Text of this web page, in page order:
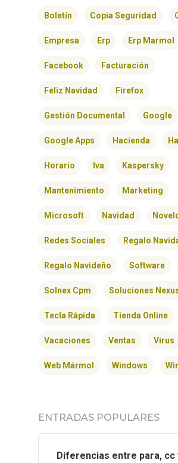
Boletín Copia Seguridad
Empresa Erp Erp Marmol
Facebook Facturación
Feliz Navidad Firefox
Gestión Documental Google
Google Apps Hacienda
Horario Iva Kaspersky
Mantenimiento Marketing
Microsoft Navidad
Redes Sociales Regalo
Regalo Navideño Software
Solnex Cpm Soluciones
Tecla Rápida Tienda Online
Vacaciones Ventas Virus
Web Mármol Windows
ENTRADAS POPULARES
Diferencias entre para, cc